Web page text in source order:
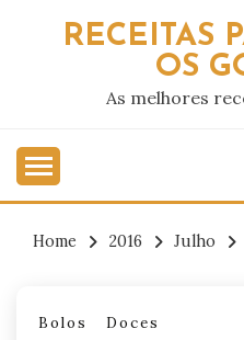
RECEITAS
OS
As melhores
Home 2016 Julho
Bolos Doces